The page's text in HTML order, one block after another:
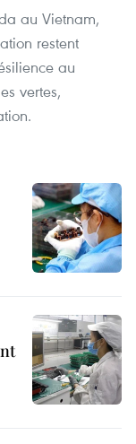
au Vietnam,
restent
au
vertes,